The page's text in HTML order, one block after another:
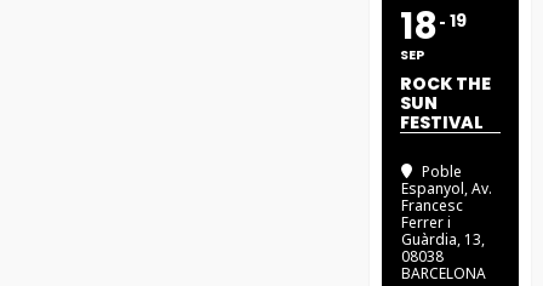
18
SEP
19
ROCK THE
SUN
FESTIVAL
Poble
Espanyol, Av.
Francesc
Ferrer i
Guàrdia, 13,
08038
BARCELONA